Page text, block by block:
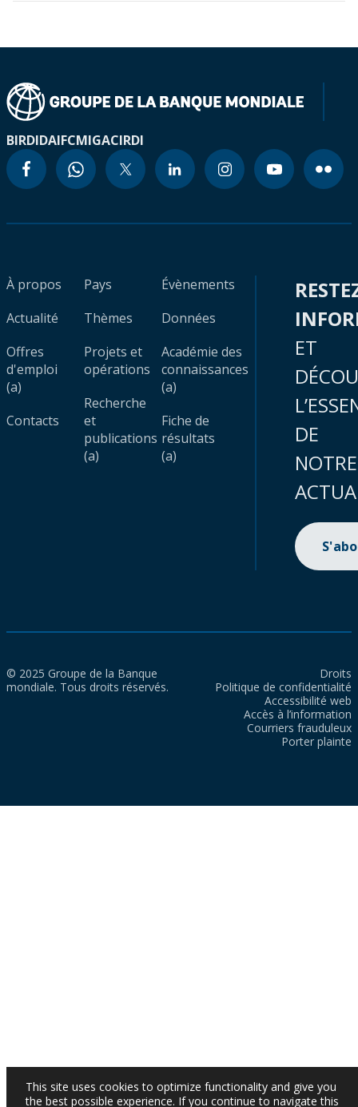
BIRDIDAIFCMIGACIRDI
À propos
Actualité
Offres
d'emploi
(a)
Contacts
Pays
Thèmes
Projets et
opérations
Recherche
et
publications
(a)
Évènements
Données
Académie des
connaissances
(a)
Fiche de
résultats
(a)
ET
DE
NOTRE
© 2025 Groupe de la Banque
mondiale. Tous droits réservés.
Droits
Politique de confidentialité
Accessibilité web
Accès à l’information
Courriers frauduleux
Porter plainte
This site uses cookies to optimize functionality and give you
the best possible experience. If you continue to navigate this